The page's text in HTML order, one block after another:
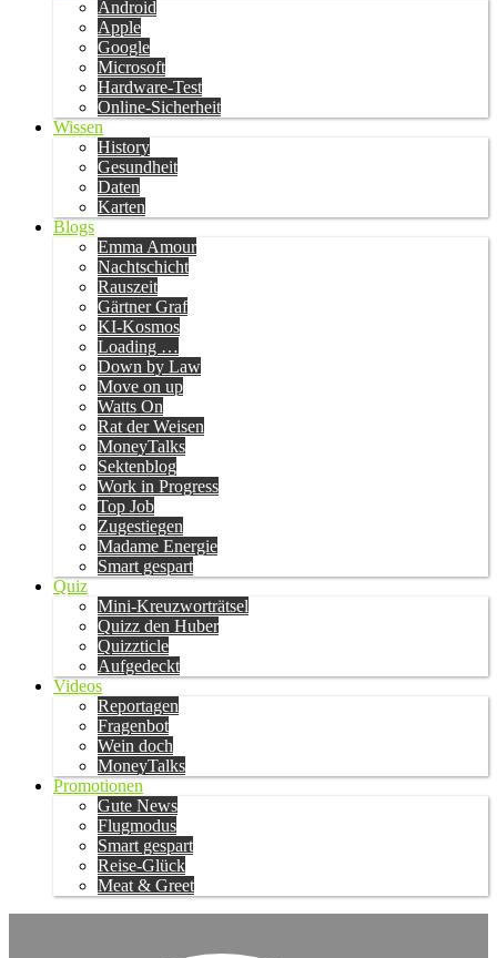
Android
Apple
Google
Microsoft
Hardware-Test
Online-Sicherheit
Wissen
History
Gesundheit
Daten
Karten
Blogs
Emma Amour
Nachtschicht
Rauszeit
Gärtner Graf
KI-Kosmos
Loading …
Down by Law
Move on up
Watts On
Rat der Weisen
MoneyTalks
Sektenblog
Work in Progress
Top Job
Zugestiegen
Madame Energie
Smart gespart
Quiz
Mini-Kreuzworträtsel
Quizz den Huber
Quizzticle
Aufgedeckt
Videos
Reportagen
Fragenbot
Wein doch
MoneyTalks
Promotionen
Gute News
Flugmodus
Smart gespart
Reise-Glück
Meat & Greet